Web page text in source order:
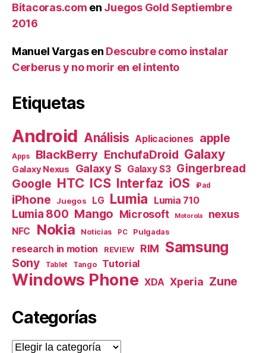
Bitacoras.com en Juegos Gold Septiembre
2016
Manuel Vargasen Descubre como instalar
Cerberus y no morir en el intento
Etiquetas
Android Análisis Aplicaciones apple
Apps BlackBerry EnchufaDroid Galaxy
Galaxy Nexus Galaxy S Galaxy S3 Gingerbread
Google HTC ICS Interfaz iOS iPad
iPhone Juegos LG Lumia Lumia 710
Lumia 800 Mango Microsoft Motorola nexus
NFC Nokia Noticias PC Pulgadas
research in motion REVIEW RIM Samsung
Sony Tablet Tango Tutorial
Windows Phone XDA Xperia Zune
Categorías
Categorías